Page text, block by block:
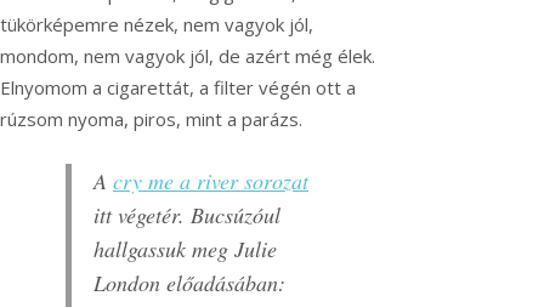
tükörképemre nézek, nem vagyok jól,
mondom, nem vagyok jól, de azért még élek.
Elnyomom a cigarettát, a filter végén ott a
rúzsom nyoma, piros, mint a parázs.
A cry me a river sorozat
itt végetér. Bucsúzóul
hallgassuk meg Julie
London előadásában: